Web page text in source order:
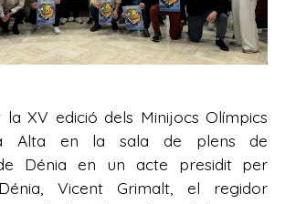
la XV edició dels Minijocs Olímpics
Alta en la sala de plens de
de Dénia en un acte presidit per
Vicent Grimalt, el regidor